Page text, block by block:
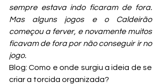
sempre estava indo ficaram de fora.
Mas alguns jogos e o Caldeirão
começou a ferver, e novamente muitos
ficavam de fora por não conseguir ir no
jogo.
Blog: Como e onde surgiu a ideia de se
criar a torcida organizada?